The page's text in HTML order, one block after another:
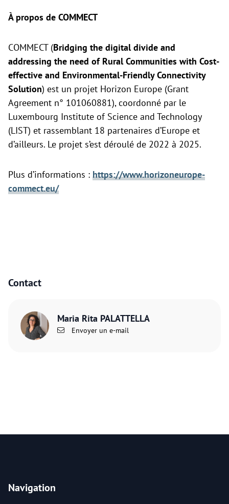
Contact
Maria Rita PALATTELLA
Envoyer un e-mail
À propos de COMMECT
COMMECT (Bridging the digital divide and
addressing the need of Rural Communities with Cost-
effective and Environmental-Friendly Connectivity
Solution) est un projet Horizon Europe (Grant
Agreement n° 101060881), coordonné par le
Luxembourg Institute of Science and Technology
(LIST) et rassemblant 18 partenaires d’Europe et
d’ailleurs. Le projet s’est déroulé de 2022 à 2025.
Plus d’informations : https://www.horizoneurope-
commect.eu/
Navigation